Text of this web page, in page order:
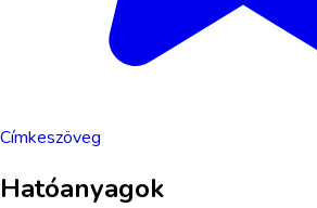
Címkeszöveg
Hatóanyagok